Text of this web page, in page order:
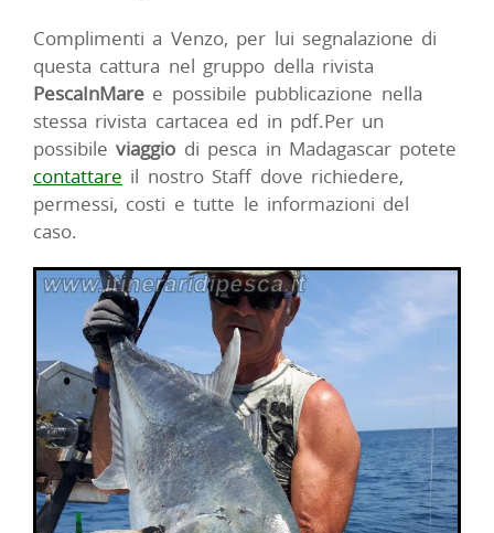
Complimenti a Venzo, per lui segnalazione di
questa cattura nel gruppo della rivista
PescaInMare e possibile pubblicazione nella
stessa rivista cartacea ed in pdf.Per un
possibileviaggio di pesca in Madagascar potete
contattare il nostro Staff dove richiedere,
permessi, costi e tutte le informazioni del
caso.